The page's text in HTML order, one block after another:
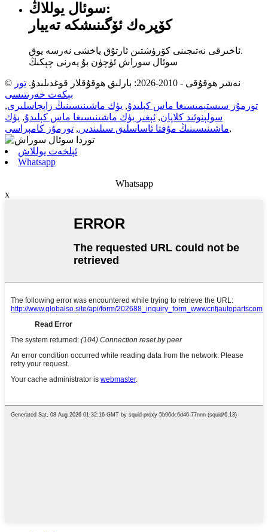
سوئال يوللاڭ:
كۆپرەك ئۆگىنىشكە تەييار
ئاخىرقى نەتىجىنى كۆرۈشتىن ئارتۇق ياخشى نەرسە يوق.
سوئال سوراش ئۈچۈن بۇ يەرنى چېكىڭ
© نەشر ھوقۇقى - 2010-2026: بارلىق ھوقۇقلار قوغدىلىدۇ.
تور
بېكەت خەرىتىسى
تورمۇز سىستېمىسىغا ماس كېلىدۇ, يۈك ماشىنىسىنىڭ زاپچاسلىرى,
سولېنوئىد كلاپان, ئېغىر يۈك ماشىنىسىغا ماس كېلىدۇ, يۈك
ماشىنىسىنىڭ مۇفتا ئاساسلىق سىلىندىر., تورمۇز كامېراسى ,
ئېلخەت يوللاش
Whatsapp
Whatsapp
x